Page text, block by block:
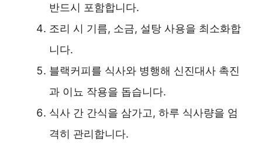
반드시 포함합니다.
조리 시 기름, 소금, 설탕 사용을 최소화합
니다.
블랙커피를 식사와 병행해 신진대사 촉진
과 이뇨 작용을 돕습니다.
식사 간 간식을 삼가고, 하루 식사량을 엄
격히 관리합니다.